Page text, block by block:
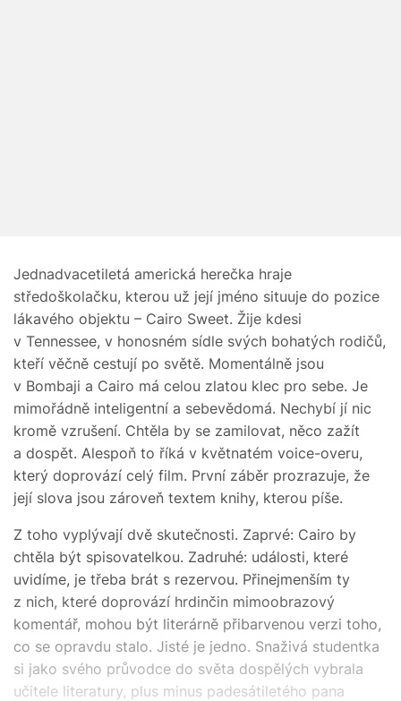
Jednadvacetiletá americká herečka hraje
středoškolačku, kterou už její jméno situuje do pozice
lákavého objektu – Cairo Sweet. Žije kdesi
v Tennessee, v honosném sídle svých bohatých rodičů,
kteří věčně cestují po světě. Momentálně jsou
v Bombaji a Cairo má celou zlatou klec pro sebe. Je
mimořádně inteligentní a sebevědomá. Nechybí jí nic
kromě vzrušení. Chtěla by se zamilovat, něco zažít
a dospět. Alespoň to říká v květnatém voice-overu,
který doprovází celý film. První záběr prozrazuje, že
její slova jsou zároveň textem knihy, kterou píše.
Z toho vyplývají dvě skutečnosti. Zaprvé: Cairo by
chtěla být spisovatelkou. Zadruhé: události, které
uvidíme, je třeba brát s rezervou. Přinejmenším ty
z nich, které doprovází hrdinčin mimoobrazový
komentář, mohou být literárně přibarvenou verzi toho,
co se opravdu stalo. Jisté je jedno. Snaživá studentka
si jako svého průvodce do světa dospělých vybrala
učitele literatury, plus minus padesátiletého pana